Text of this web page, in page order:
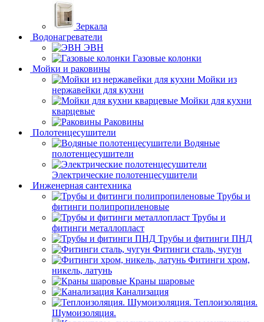
Зеркала
Водонагреватели
ЭВН
Газовые колонки
Мойки и раковины
Мойки из
нержавейки для кухни
Мойки для кухни
кварцевые
Раковины
Полотенцесушители
Водяные
полотенцесушители
Электрические полотенцесушители
Инженерная сантехника
Трубы и
фитинги полипропиленовые
Трубы и
фитинги металлопласт
Трубы и фитинги ПНД
Фитинги сталь, чугун
Фитинги хром,
никель, латунь
Краны шаровые
Канализация
Теплоизоляция.
Шумоизоляция.